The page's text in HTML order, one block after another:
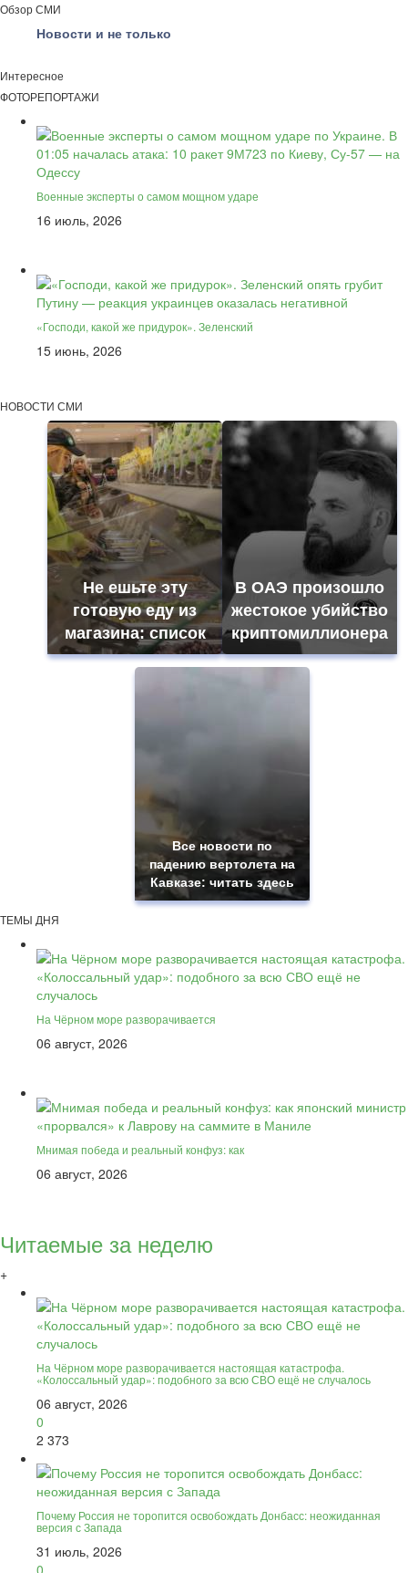
Обзор СМИ
Новости и не только
Интересное
ФОТОРЕПОРТАЖИ
Военные эксперты о самом мощном ударе
16 июль, 2026
«Господи, какой же придурок». Зеленский
15 июнь, 2026
НОВОСТИ СМИ
Не ешьте эту
готовую еду из
магазина: список
В ОАЭ произошло
жестокое убийство
криптомиллионера
Все новости по
падению вертолета на
Кавказе: читать здесь
ТЕМЫ ДНЯ
На Чёрном море разворачивается
06 август, 2026
Мнимая победа и реальный конфуз: как
06 август, 2026
Читаемые за неделю
+
На Чёрном море разворачивается настоящая катастрофа.
«Колоссальный удар»: подобного за всю СВО ещё не случалось
06 август, 2026
0
2 373
Почему Россия не торопится освобождать Донбасс: неожиданная
версия с Запада
31 июль, 2026